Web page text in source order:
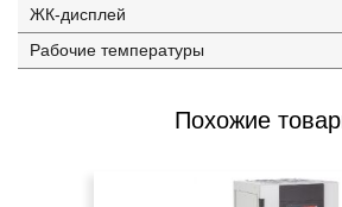
ЖК-дисплей
Рабочие температуры
Похожие